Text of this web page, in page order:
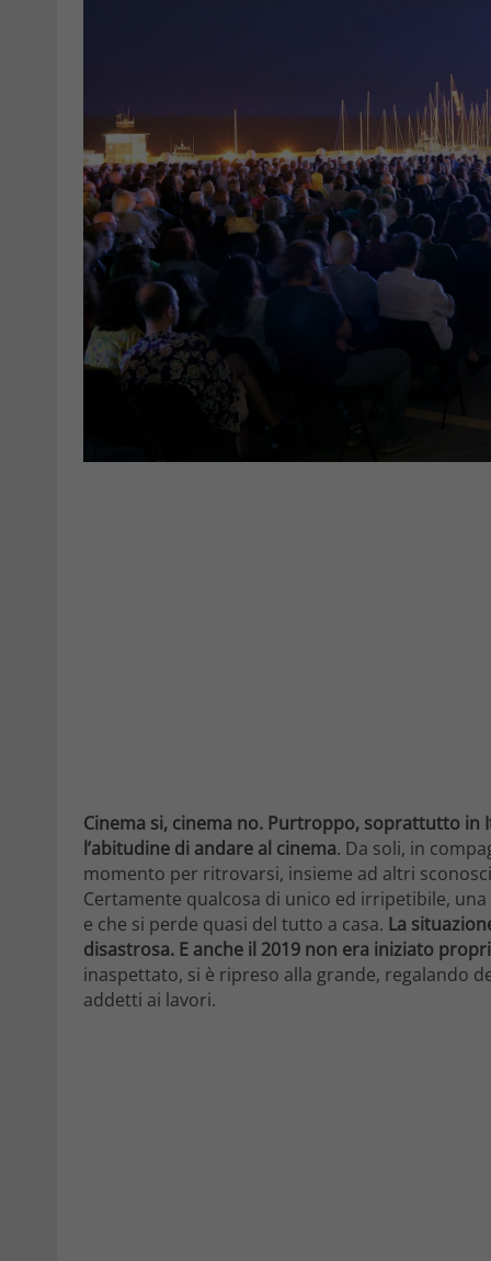
Cinema si, cinema no. Purtroppo, soprattutto
l’abitudine di andare al cinema. Da soli, in
momento per ritrovarsi, insieme ad altri
Certamente qualcosa di unico ed irripetibile,
e che si perde quasi del tutto a casa. La
disastrosa. E anche il 2019 non era iniziato
inaspettato, si è ripreso alla grande, regalando
addetti ai lavori.